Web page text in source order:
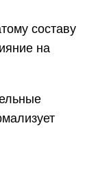
составу
на